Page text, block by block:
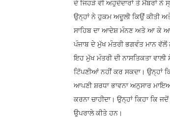
ਦੇ ਜਿਹੜੇ ਵੀ ਅਹੁਦੇਦਾਰਾਂ ਤੇ ਮੈਂਬਰਾਂ ਨੇ
ਉਨ੍ਹਾਂ ਨੇ ਹੁਕਮ ਅਦੂਲੀ ਕਿਉਂ ਕੀਤੀ
ਸਾਹਿਬ ਦਾ ਆਦੇਸ਼ ਮੰਨਣ ਅਤੇ ਆ ਕੇ
ਪੰਜਾਬ ਦੇ ਮੁੱਖ ਮੰਤਰੀ ਭਗਵੰਤ ਮਾਨ ਵੱਲੋਂ
ਇਹ ਮੁੱਖ ਮੰਤਰੀ ਦੀ ਨਾਸਤਿਕਤਾ
ਟਿੱਪਣੀਆਂ ਨਹੀਂ ਕਰ ਸਕਦਾ। ਉਨ੍ਹਾਂ
ਆਪਣੀ ਸ਼ਰਧਾ ਭਾਵਨਾ ਅਨੁਸਾਰ
ਕਰਨਾ ਚਾਹੀਦਾ। ਉਨ੍ਹਾਂ ਕਿਹਾ ਕਿ
ਉਪਰਾਲੇ ਕੀਤੇ ਹਨ।